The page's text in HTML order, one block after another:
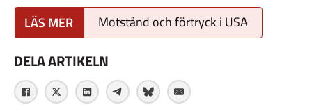
Motstånd och förtryck i USA
DELA ARTIKELN